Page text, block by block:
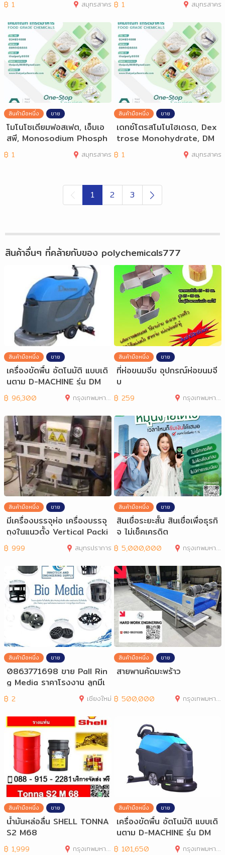
฿ 1 สมุทรสาคร ฿ 1 สมุทรสาคร
สินค้ามือหนึ่ง ขาย
โมโนโซเดียมฟอสเฟต, เอ็มเอ
สพี, Monosodium Phosph
ate, MSP, E33
฿ 1 สมุทรสาคร
สินค้ามือหนึ่ง ขาย
เดกซ์โตรสโมโนไฮเดรต, Dex
trose Monohydrate, DM
H, โทร 03485488
฿ 1 สมุทรสาคร
1 2 3
สินค้าอื่นๆ ที่คล้ายกับของ polychemicals777
สินค้ามือหนึ่ง ขาย
เครื่องขัดพื้น อัตโนมัติ แบบเดิ
นตาม D-MACHINE รุ่น DM
466C
฿ 96,300 กรุงเทพมหานคร
สินค้ามือหนึ่ง ขาย
ที่ห่อขนมจีบ อุปกรณ์ห่อขนมจี
บ
฿ 259 กรุงเทพมหานคร
สินค้ามือหนึ่ง ขาย
มีเครื่องบรรจุห่อ เครื่องบรรจุ
ถุงในแนวตั้ง Vertical Packi
ng
฿ 999 สมุทรปราการ
สินค้ามือหนึ่ง ขาย
สินเชื่อระยะสั้น สินเชื่อเพื่อธุรกิ
จ ไม่เช็คเครดิต
฿ 5,000,000 กรุงเทพมหานคร
สินค้ามือหนึ่ง ขาย
0863771698 ขาย Pall Rin
g Media ราคาโรงงาน ลูกมีเ
ดียบำบัดน้
฿ 2 เชียงใหม่
สินค้ามือหนึ่ง ขาย
สายพานคัดมะพร้าว
฿ 500,000 กรุงเทพมหานคร
สินค้ามือหนึ่ง ขาย
น้ำมันหล่อลื่น SHELL TONNA
S2 M68
฿ 1,999 กรุงเทพมหานคร
สินค้ามือหนึ่ง ขาย
เครื่องขัดพื้น อัตโนมัติ แบบเดิ
นตาม D-MACHINE รุ่น DM
468
฿ 101,650 กรุงเทพมหานคร